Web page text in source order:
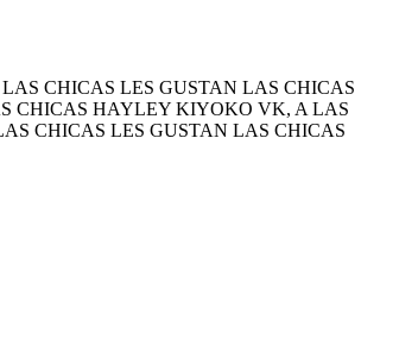
CHICAS LES GUSTAN LAS CHICAS
CHICAS HAYLEY KIYOKO VK, A LAS
CHICAS LES GUSTAN LAS CHICAS